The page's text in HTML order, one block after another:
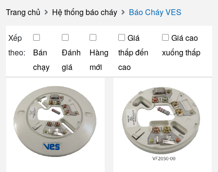
Trang chủ Hệ thống báo cháy Báo Cháy VES
Xếp
theo:
Bán
chạy
Đánh
giá
Hàng
mới
Giá
thấp đến
cao
Giá cao
xuống thấp